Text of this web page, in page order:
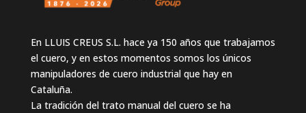
En LLUIS CREUS S.L. hace ya 150 años que trabajamos
el cuero, y en estos momentos somos los únicos
manipuladores de cuero industrial que hay en
Cataluña.
La tradición del trato manual del cuero se ha